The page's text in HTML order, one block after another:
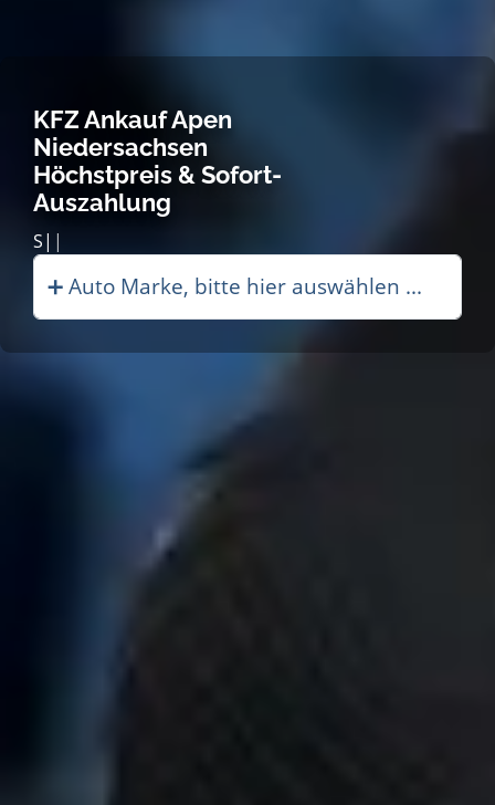
KFZ Ankauf Apen
Niedersachsen
Höchstpreis & Sofort-
Auszahlung
Schneller Au|